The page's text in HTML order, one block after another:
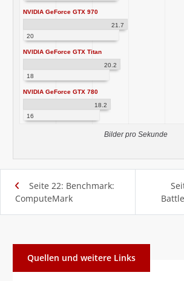
NVIDIA GeForce GTX 970
21.7
20
NVIDIA GeForce GTX Titan
20.2
18
NVIDIA GeForce GTX 780
18.2
16
Bilder pro Sekunde
Seite 22: Benchmark:
ComputeMark
Quellen und weitere Links